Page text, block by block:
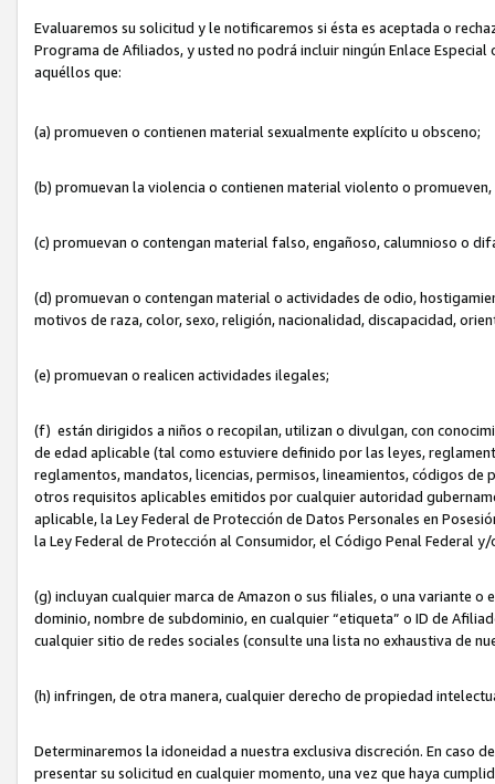
Evaluaremos su solicitud y le notificaremos si ésta es aceptada o
Programa de Afiliados, y usted no podrá incluir ningún Enlace
aquéllos que:
(a) promueven o contienen material sexualmente explícito u obsceno;
(b) promuevan la violencia o contienen material violento o
(c) promuevan o contengan material falso, engañoso, calumnioso o
(d) promuevan o contengan material o actividades de odio,
motivos de raza, color, sexo, religión, nacionalidad, discapacidad,
(e) promuevan o realicen actividades ilegales;
(f) están dirigidos a niños o recopilan, utilizan o divulgan, con
de edad aplicable (tal como estuviere definido por las leyes,
reglamentos, mandatos, licencias, permisos, lineamientos, códigos
otros requisitos aplicables emitidos por cualquier autoridad
aplicable, la Ley Federal de Protección de Datos Personales en
la Ley Federal de Protección al Consumidor, el Código Penal Federal
(g) incluyan cualquier marca de Amazon o sus filiales, o una variante
dominio, nombre de subdominio, en cualquier “etiqueta” o ID de
cualquier sitio de redes sociales (consulte una lista no exhaustiva de
(h) infringen, de otra manera, cualquier derecho de propiedad
Determinaremos la idoneidad a nuestra exclusiva discreción. En caso
presentar su solicitud en cualquier momento, una vez que haya